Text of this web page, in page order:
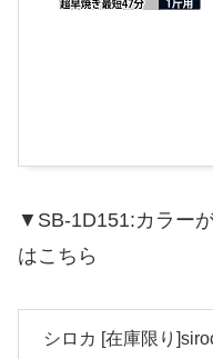
▼SB-1D151:カラー
はこちら
シロカ [在庫限り